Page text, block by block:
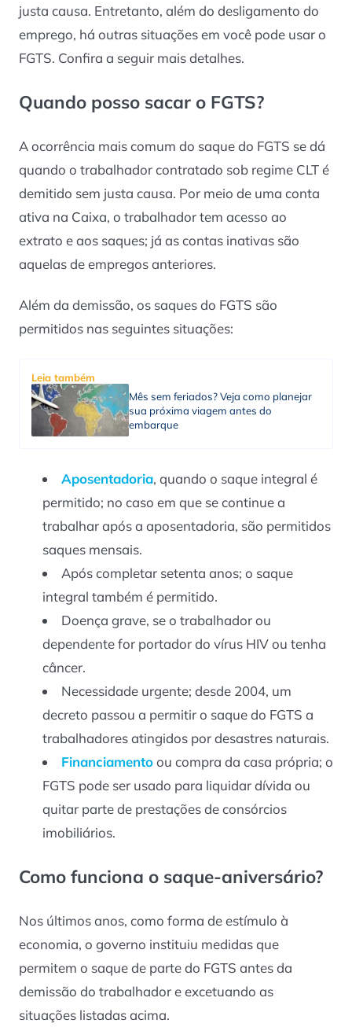
justa causa. Entretanto, além do desligamento do
emprego, há outras situações em você pode usar o
FGTS. Confira a seguir mais detalhes.
Quando posso sacar o FGTS?
A ocorrência mais comum do saque do FGTS se dá
quando o trabalhador contratado sob regime CLT é
demitido sem justa causa. Por meio de uma conta
ativa na Caixa, o trabalhador tem acesso ao
extrato e aos saques; já as contas inativas são
aquelas de empregos anteriores.
Além da demissão, os saques do FGTS são
permitidos nas seguintes situações:
Leia também
Mês sem feriados? Veja como planejar
sua próxima viagem antes do
embarque
Aposentadoria, quando o saque integral é
permitido; no caso em que se continue a
trabalhar após a aposentadoria, são permitidos
saques mensais.
Após completar setenta anos; o saque
integral também é permitido.
Doença grave, se o trabalhador ou
dependente for portador do vírus HIV ou tenha
câncer.
Necessidade urgente; desde 2004, um
decreto passou a permitir o saque do FGTS a
trabalhadores atingidos por desastres naturais.
Financiamentoou compra da casa própria; o
FGTS pode ser usado para liquidar dívida ou
quitar parte de prestações de consórcios
imobiliários.
Como funciona o saque-aniversário?
Nos últimos anos, como forma de estímulo à
economia, o governo instituiu medidas que
permitem o saque de parte do FGTS antes da
demissão do trabalhador e excetuando as
situações listadas acima.